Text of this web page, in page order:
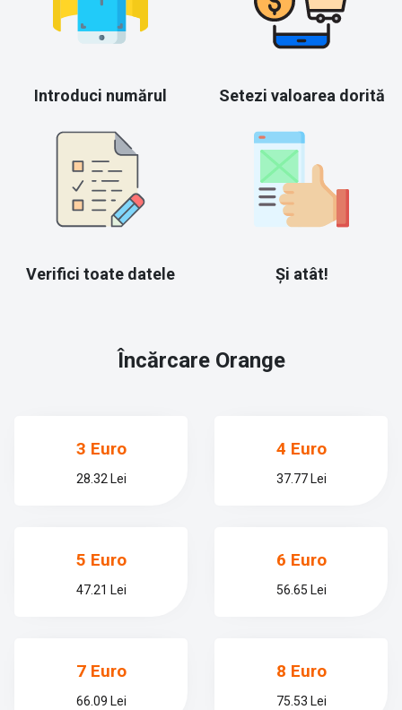
Introduci numărul Setezi valoarea dorită
Verifici toate datele Și atât!
Încărcare Orange
3 Euro
28.32 Lei
4 Euro
37.77 Lei
5 Euro
47.21 Lei
6 Euro
56.65 Lei
7 Euro
66.09 Lei
8 Euro
75.53 Lei